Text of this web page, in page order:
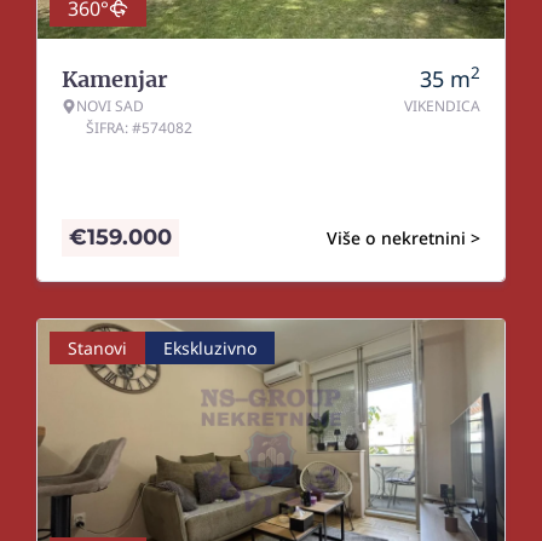
360°
Kamenjar
NOVI SAD
ŠIFRA: #574082
35 m2
VIKENDICA
Više o nekretnini >
€159.000
Stanovi Ekskluzivno